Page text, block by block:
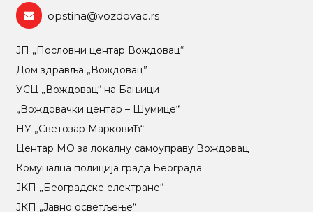
opstina@vozdovac.rs
ЈП „Пословни центар Вождовац“
Дом здравља „Вождовац”
УСЦ „Вождовац“ на Бањици
„Вождовачки центар – Шумице“
НУ „Светозар Марковић“
Центар МO за локалну самоуправу Вождовац
Комунална полиција града Београда
ЈКП „Београдске електране“
ЈКП „Јавно осветљење“